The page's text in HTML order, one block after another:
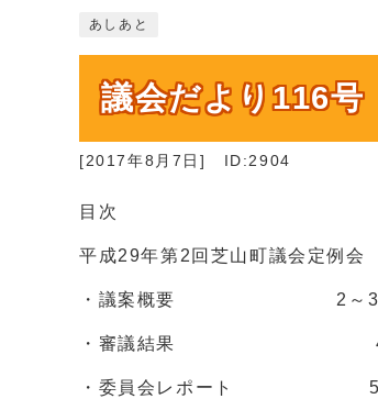
あしあと
議会だより116号
[2017年8月7日] ID:2904
目次
平成29年第2回芝山町議会定例会
・議案概要 2～3ペ
・審議結果 4ペ
・委員会レポート 5